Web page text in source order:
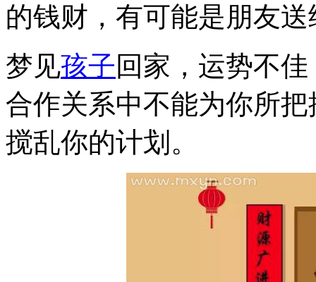
的钱财，有可能是朋友
梦见孩子回家，运势不
合作关系中不能为你所
搅乱你的计划。